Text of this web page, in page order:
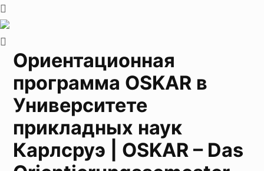
Ориентационная
программа OSKAR в
Университете
прикладных наук
Карлсруэ | OSKAR – Das